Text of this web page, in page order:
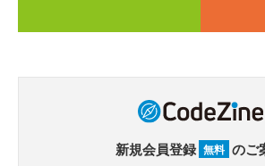
新規会員登録 無料 のご